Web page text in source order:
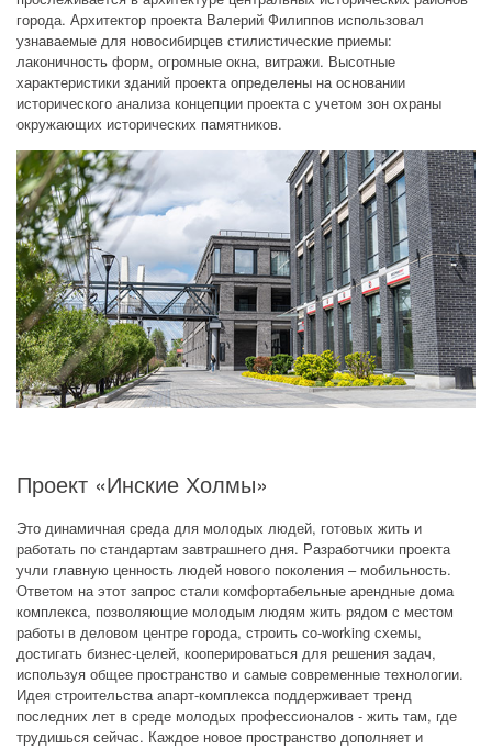
города. Архитектор проекта Валерий Филиппов использовал
узнаваемые для новосибирцев стилистические приемы:
лаконичность форм, огромные окна, витражи. Высотные
характеристики зданий проекта определены на основании
исторического анализа концепции проекта с учетом зон охраны
окружающих исторических памятников.
Проект «Инские Холмы»
Это динамичная среда для молодых людей, готовых жить и
работать по стандартам завтрашнего дня. Разработчики проекта
учли главную ценность людей нового поколения – мобильность.
Ответом на этот запрос стали комфортабельные арендные дома
комплекса, позволяющие молодым людям жить рядом с местом
работы в деловом центре города, строить сo-working схемы,
достигать бизнес-целей, кооперироваться для решения задач,
используя общее пространство и самые современные технологии.
Идея строительства апарт-комплекса поддерживает тренд
последних лет в среде молодых профессионалов - жить там, где
трудишься сейчас. Каждое новое пространство дополняет и